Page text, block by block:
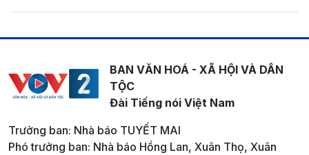
BAN VĂN HOÁ - XÃ HỘI VÀ DÂN
TỘC
Đài Tiếng nói Việt Nam
Trưởng ban: Nhà báo TUYẾT MAI
Phó trưởng ban: Nhà báo Hồng Lan, Xuân Thọ, Xuân